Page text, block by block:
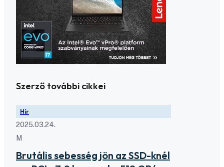
Szerző további cikkei
Hír
2025.03.24.
M
Brutális sebesség jön az SSD-knél